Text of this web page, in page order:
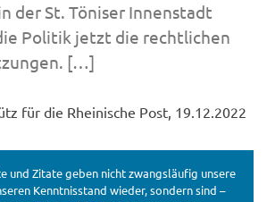
der St. Töniser Innenstadt
Politik jetzt die rechtlichen
[…]
für die Rheinische Post, 19.12.2022
und Zitate geben nicht zwangsläufig unsere
Kenntnisstand wieder, sondern sind –